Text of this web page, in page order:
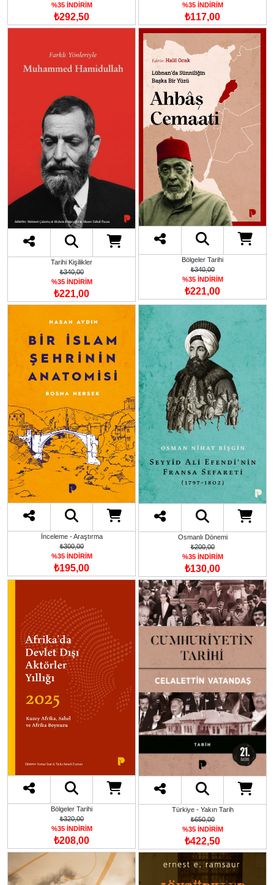
%35 İNDİRİM
₺292,50
%35 İNDİRİM
₺117,00
Tarihi Kişilikler
₺340,00
%35 İNDİRİM
₺221,00
Bölgeler Tarihi
₺340,00
%35 İNDİRİM
₺221,00
İnceleme - Araştırma
₺300,00
%35 İNDİRİM
₺195,00
Osmanlı Dönemi
₺200,00
%35 İNDİRİM
₺130,00
Bölgeler Tarihi
₺320,00
%35 İNDİRİM
₺208,00
Türkiye - Yakın Tarih
₺650,00
%35 İNDİRİM
₺422,50